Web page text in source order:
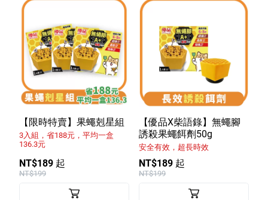
【限時特賣】果蠅剋星組
3入組，省188元，平均一盒
136.3元
NT$189 起
NT$199
【優品X柴語錄】無蠅腳
誘殺果蠅餌劑50g
安全有效，超長時效
NT$189 起
NT$199